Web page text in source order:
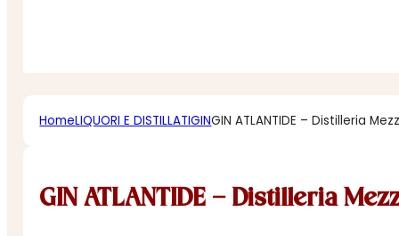
HomeLIQUORI E DISTILLATIGINGIN ATLANTIDE – Distilleria
GIN ATLANTIDE – Distilleria